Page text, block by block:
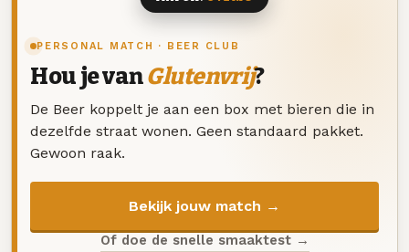
PERSONAL MATCH · BEER CLUB
Hou je vanGlutenvrij?
De Beer koppelt je aan een box met bieren die in
dezelfde straat wonen. Geen standaard pakket.
Gewoon raak.
Bekijk jouw match →
Of doe de snelle smaaktest →